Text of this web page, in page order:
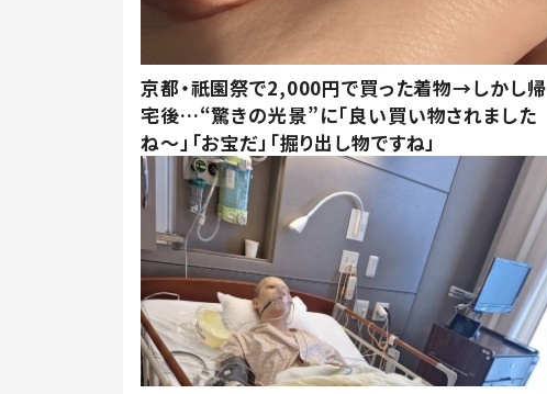
京都・祇園祭で2,000円で買った着物→しかし帰
宅後…“驚きの光景”に「良い買い物されました
ね～」「お宝だ」「掘り出し物ですね」